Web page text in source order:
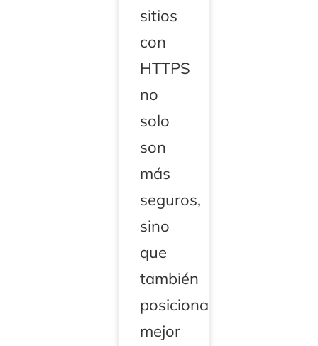
sitios
con
HTTPS
no
solo
son
más
seguros,
sino
que
también
posicionan
mejor